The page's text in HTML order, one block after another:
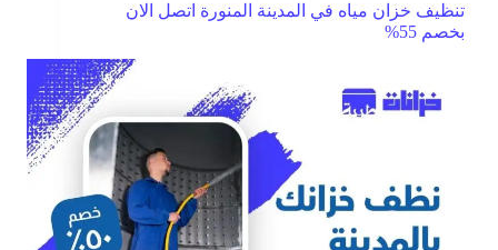
تنظيف خزان مياه في المدينة المنورة اتصل الان
بخصم 55%